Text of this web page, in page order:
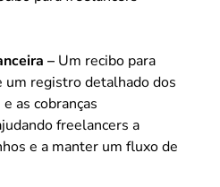
– Um recibo para
um registro detalhado dos
as cobranças
freelancers a
e a manter um fluxo de